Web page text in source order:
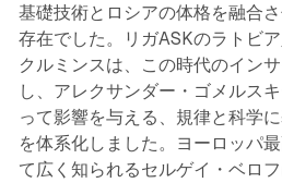
基礎技術とロシアの体格を融合
存在でした。リガASKのラトビ
クルミンスは、この時代のイン
し、アレクサンダー・ゴメルス
って影響を与える、規律と科学
を体系化しました。ヨーロッパ
て広く知られるセルゲイ・ベロ